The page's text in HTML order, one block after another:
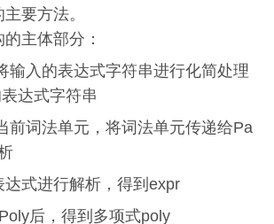
要方法。
主体部分：
输入的表达式字符串进行化简处理
达式字符串
前词法单元，将词法单元传递给Pa
达式进行解析，得到expr
后，得到多项式poly